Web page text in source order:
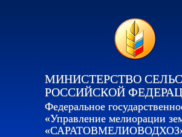
МИНИСТЕРСТВО
РОССИЙСКОЙ
Федеральное
«Управление мелиорации